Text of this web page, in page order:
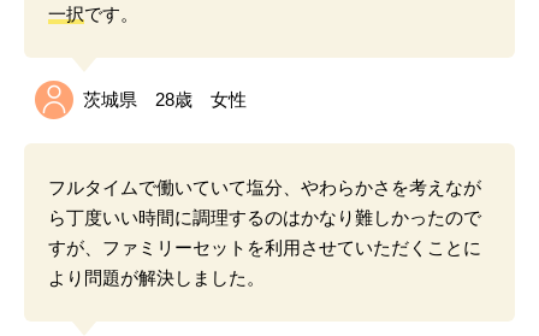
一択です。
茨城県 28歳 女性
フルタイムで働いていて塩分、やわらかさを考えなが
ら丁度いい時間に調理するのはかなり難しかったので
すが、ファミリーセットを利用させていただくことに
より問題が解決しました。